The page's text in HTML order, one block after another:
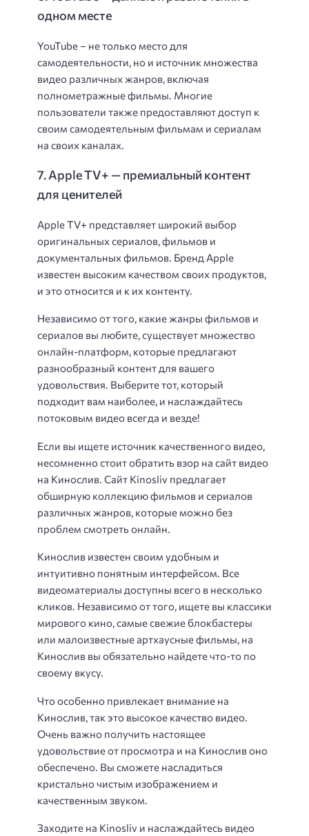
одном месте
YouTube – не только место для
самодеятельности, но и источник множества
видео различных жанров, включая
полнометражные фильмы. Многие
пользователи также предоставляют доступ к
своим самодеятельным фильмам и сериалам
на своих каналах.
7. Apple TV+ — премиальный контент
для ценителей
Apple TV+ представляет широкий выбор
оригинальных сериалов, фильмов и
документальных фильмов. Бренд Apple
известен высоким качеством своих продуктов,
и это относится и к их контенту.
Независимо от того, какие жанры фильмов и
сериалов вы любите, существует множество
онлайн-платформ, которые предлагают
разнообразный контент для вашего
удовольствия. Выберите тот, который
подходит вам наиболее, и наслаждайтесь
потоковым видео всегда и везде!
Если вы ищете источник качественного видео,
несомненно стоит обратить взор на сайт видео
на Кинослив. Сайт Kinosliv предлагает
обширную коллекцию фильмов и сериалов
различных жанров, которые можно без
проблем смотреть онлайн.
Кинослив известен своим удобным и
интуитивно понятным интерфейсом. Все
видеоматериалы доступны всего в несколько
кликов. Независимо от того, ищете вы классики
мирового кино, самые свежие блокбастеры
или малоизвестные артхаусные фильмы, на
Кинослив вы обязательно найдете что-то по
своему вкусу.
Что особенно привлекает внимание на
Кинослив, так это высокое качество видео.
Очень важно получить настоящее
удовольствие от просмотра и на Кинослив оно
обеспечено. Вы сможете насладиться
кристально чистым изображением и
качественным звуком.
Заходите на Kinosliv и наслаждайтесь видео